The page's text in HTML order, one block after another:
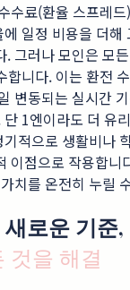
수료(환율 스프레
일정 비용을 더해
그러나 모인은 모
합니다. 이는 환전
변동되는 실시간
1엔이라도 더 유
적으로 생활비나
이점으로 작용합니
치를 온전히 누릴
로운 기준,
것을 해결